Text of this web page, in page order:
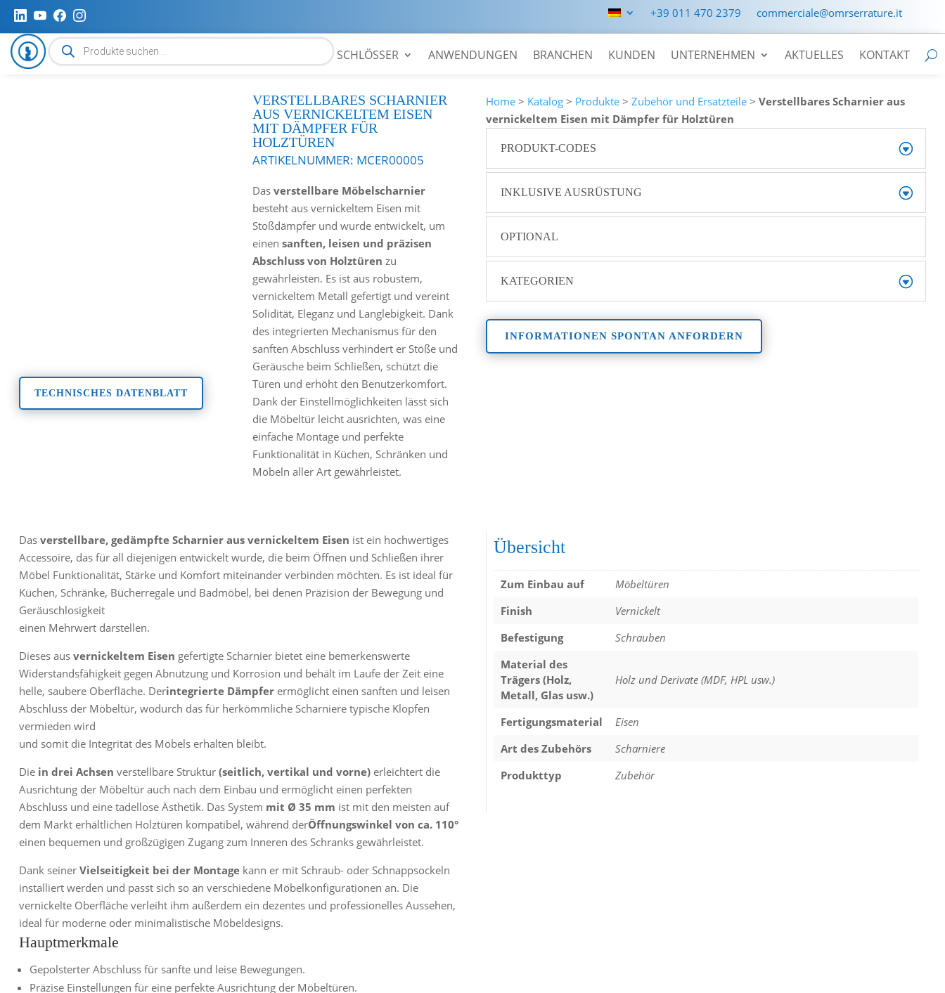
+39 011 470 2379 commerciale@omrserrature.it
Produktsuche
SCHLÖSSER ANWENDUNGEN BRANCHEN KUNDEN UNTERNEHMEN AKTUELLES KONTAKT
TECHNISCHES DATENBLATT
VERSTELLBARES SCHARNIER
AUS VERNICKELTEM EISEN
MIT DÄMPFER FÜR
HOLZTÜREN
ARTIKELNUMMER: MCER00005
Dasverstellbare Möbelscharnier
besteht aus vernickeltem Eisen mit
Stoßdämpfer und wurde entwickelt, um
einensanften, leisen und präzisen
Abschluss von Holztüren zu
gewährleisten. Es ist aus robustem,
vernickeltem Metall gefertigt und vereint
Solidität, Eleganz und Langlebigkeit. Dank
des integrierten Mechanismus für den
sanften Abschluss verhindert er Stöße und
Geräusche beim Schließen, schützt die
Türen und erhöht den Benutzerkomfort.
Dank der Einstellmöglichkeiten lässt sich
die Möbeltür leicht ausrichten, was eine
einfache Montage und perfekte
Funktionalität in Küchen, Schränken und
Möbeln aller Art gewährleistet.
Home > Katalog > Produkte >Zubehör und Ersatzteile >Verstellbares Scharnier aus
vernickeltem Eisen mit Dämpfer für Holztüren
PRODUKT-CODES
INKLUSIVE AUSRÜSTUNG
OPTIONAL
KATEGORIEN
INFORMATIONEN SPONTAN ANFORDERN
Das verstellbare, gedämpfte Scharnier aus vernickeltem Eisen ist ein hochwertiges
Accessoire, das für all diejenigen entwickelt wurde, die beim Öffnen und Schließen ihrer
Möbel Funktionalität, Stärke und Komfort miteinander verbinden möchten. Es ist ideal für
Küchen, Schränke, Bücherregale und Badmöbel, bei denen Präzision der Bewegung und
Geräuschlosigkeit
einen Mehrwert darstellen.
Dieses aus vernickeltem Eisen gefertigte Scharnier bietet eine bemerkenswerte
Widerstandsfähigkeit gegen Abnutzung und Korrosion und behält im Laufe der Zeit eine
helle, saubere Oberfläche. Derintegrierte Dämpferermöglicht einen sanften und leisen
Abschluss der Möbeltür, wodurch das für herkömmliche Scharniere typische Klopfen
vermieden wird
und somit die Integrität des Möbels erhalten bleibt.
Die in drei Achsen verstellbare Struktur (seitlich, vertikal und vorne)erleichtert die
Ausrichtung der Möbeltür auch nach dem Einbau und ermöglicht einen perfekten
Abschluss und eine tadellose Ästhetik. Das System mit Ø 35 mm ist mit den meisten auf
dem Markt erhältlichen Holztüren kompatibel, während derÖffnungswinkel von ca. 110°
einen bequemen und großzügigen Zugang zum Inneren des Schranks gewährleistet.
Dank seiner Vielseitigkeit bei der Montagekann er mit Schraub- oder Schnappsockeln
installiert werden und passt sich so an verschiedene Möbelkonfigurationen an. Die
vernickelte Oberfläche verleiht ihm außerdem ein dezentes und professionelles Aussehen,
ideal für moderne oder minimalistische Möbeldesigns.
Hauptmerkmale
Gepolsterter Abschluss für sanfte und leise Bewegungen.
Präzise Einstellungen für eine perfekte Ausrichtung der Möbeltüren.
Übersicht
Zum Einbau auf
Möbeltüren
Finish
Vernickelt
Befestigung
Schrauben
Material des
Trägers (Holz,
Metall, Glas usw.)
Holz und Derivate (MDF, HPL usw.)
Fertigungsmaterial
Eisen
Art des Zubehörs
Scharniere
Produkttyp
Zubehör